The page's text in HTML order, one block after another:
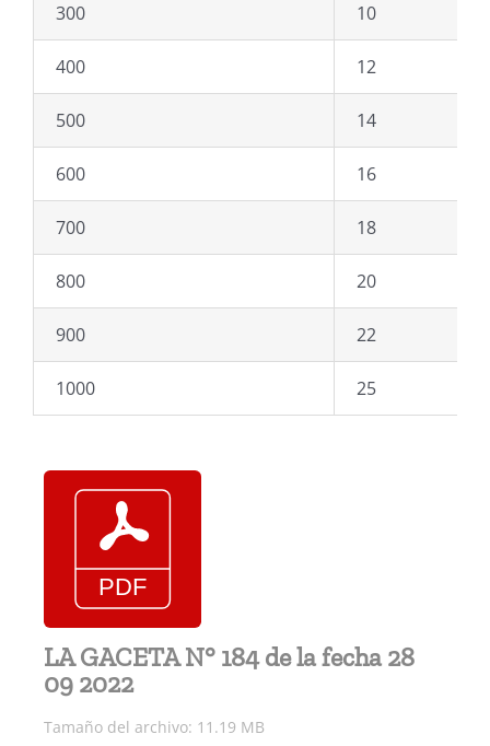
300 10
400 12
500 14
600 16
700 18
800 20
900 22
1000 25
LA GACETA N° 184 de la fecha 28
09 2022
Tamaño del archivo: 11.19 MB